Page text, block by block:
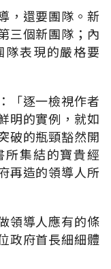
，還要團隊。新
三個新團隊；內
表現的嚴格要
「逐一檢視作者
明的實例，就如
破的瓶頸豁然開
集結的寶貴經
再造的領導人所
領導人應有的條
政府首長細細體